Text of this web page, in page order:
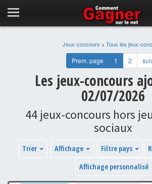
Jeux-concours > Tous les jeux-
Prem. page 1 2
Les jeux-concours
02/07/2026
44 jeux-concours hors
sociaux
Trier Affichage Filtre pays
Affichage personnalisé